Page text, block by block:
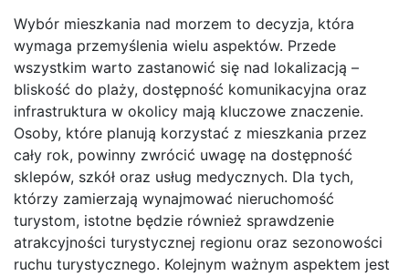
Wybór mieszkania nad morzem to decyzja, która
wymaga przemyślenia wielu aspektów. Przede
wszystkim warto zastanowić się nad lokalizacją –
bliskość do plaży, dostępność komunikacyjna oraz
infrastruktura w okolicy mają kluczowe znaczenie.
Osoby, które planują korzystać z mieszkania przez
cały rok, powinny zwrócić uwagę na dostępność
sklepów, szkół oraz usług medycznych. Dla tych,
którzy zamierzają wynajmować nieruchomość
turystom, istotne będzie również sprawdzenie
atrakcyjności turystycznej regionu oraz sezonowości
ruchu turystycznego. Kolejnym ważnym aspektem jest